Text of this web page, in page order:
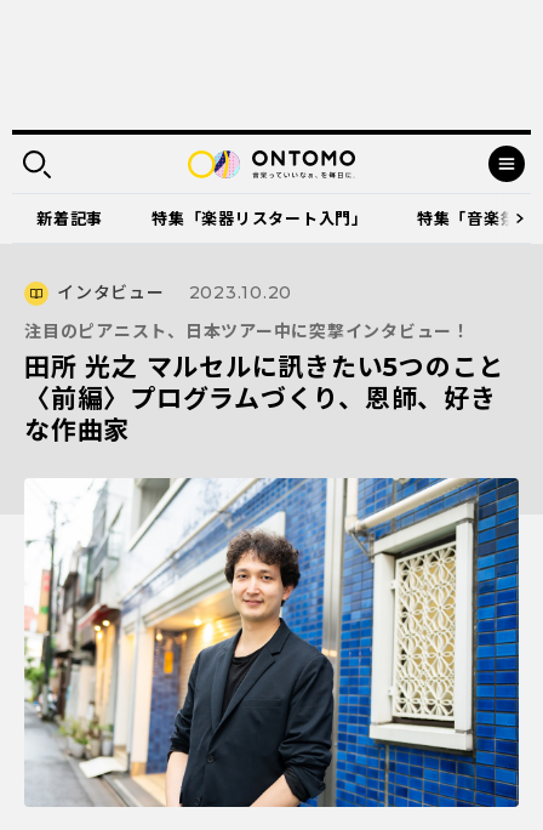
新着記事 特集「楽器リスタート入門」 特集「音楽祭
インタビュー
2023.10.20
注目のピアニスト、日本ツアー中に突撃インタビュー！
田所 光之 マルセルに訊きたい5つのこと
〈前編〉プログラムづくり、恩師、好き
な作曲家